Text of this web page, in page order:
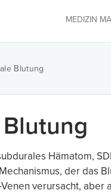
MEDIZIN
Blutung
Hämatom,
der das
verursacht, aber